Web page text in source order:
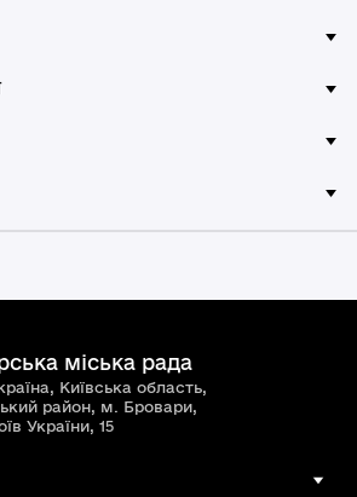
міська рада
Київська область,
район, м. Бровари,
України, 15